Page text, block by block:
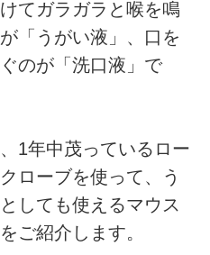
てガラガラと喉を鳴
「うがい液」、口を
のが「洗口液」で
1年中茂っているロー
ローブを使って、う
しても使えるマウス
ご紹介します。